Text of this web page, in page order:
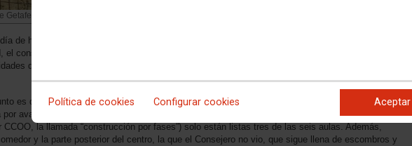
Política de cookies Configurar cookies Aceptar
Getafe
de hoy, 5 de septiembre, y a solo dos días del comienzo del curso escolar en primaria en la
el consejero de Educación, Rafael Van Grieken, junto al director de la DAT-Sur, Manuel Bautista
del Gobierno regional, han visitado el CEIP María Blanchar de Getafe para “inaugurarlo” de
es que las obras del colegio están sin finalizar a pesar de los esfuerzos de última hora de la
por avanzar en su construcción. Así, de lo licitado en esta primera fase de construcción (otro
CCOO, la llamada “construcción por fases”) solo están listas tres de las seis aulas. Además,
y la parte posterior del centro, la que el Consejero no vio, que sigue llena de escombros y